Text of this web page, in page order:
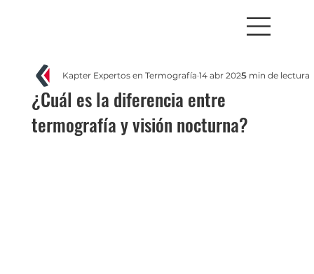
¿Cuál es la diferencia entre
termografía y visión nocturna?
Kapter Expertos en Termografía 14 abr 20255 min de lectura